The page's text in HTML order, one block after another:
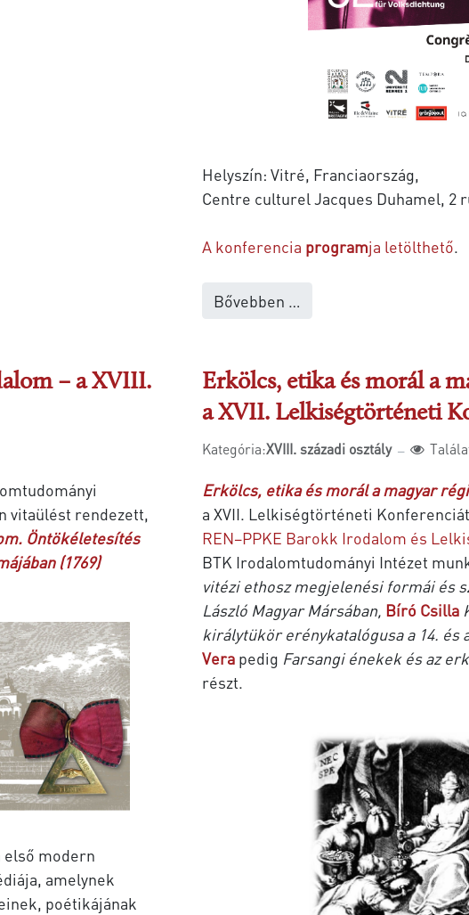
Helyszín: Vitré, Franciaország,
Centre culturel Jacques Duhamel, 2
A konferencia programja letölthető.
Bővebben …
– a XVIII.
vitaülést rendezett,
Öntökéletesítés
(1769)
modern
amelynek
poétikájának
Erkölcs, etika és morál a
a XVII. Lelkiségtörténeti
Kategória:XVIII. századi osztály
Erkölcs, etika és morál a magyar
a XVII. Lelkiségtörténeti
REN–PPKE Barokk Irodalom és
BTK Irodalomtudományi Intézet
vitézi ethosz megjelenési formái és
László Magyar Mársában, Bíró Csilla
királytükör erénykatalógusa a 14. és
Vera pedig Farsangi énekek és az
részt.